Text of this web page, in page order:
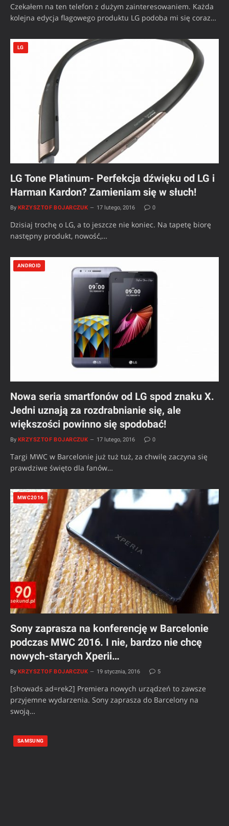
Czekałem na ten telefon z dużym zainteresowaniem. Każda
kolejna edycja flagowego produktu LG podoba mi się coraz…
LG
LG Tone Platinum- Perfekcja dźwięku od LG i
Harman Kardon? Zamieniam się w słuch!
By KRZYSZTOF BOJARCZUK 17 lutego, 2016 0
Dzisiaj trochę o LG, a to jeszcze nie koniec. Na tapetę biorę
następny produkt, nowość,…
ANDROID
Nowa seria smartfonów od LG spod znaku X.
Jedni uznają za rozdrabnianie się, ale
większości powinno się spodobać!
By KRZYSZTOF BOJARCZUK 17 lutego, 2016 0
Targi MWC w Barcelonie już tuż tuż, za chwilę zaczyna się
prawdziwe święto dla fanów…
MWC2016
Sony zaprasza na konferencję w Barcelonie
podczas MWC 2016. I nie, bardzo nie chcę
nowych-starych Xperii…
By KRZYSZTOF BOJARCZUK 19 stycznia, 2016 5
[showads ad=rek2] Premiera nowych urządzeń to zawsze
przyjemne wydarzenia. Sony zaprasza do Barcelony na
swoją…
SAMSUNG